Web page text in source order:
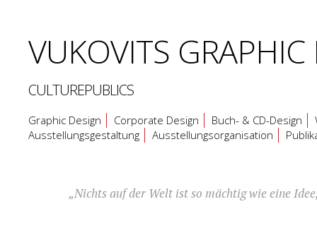
VUKOVITS
CULTUREPUBLICS
Graphic Design Corporate Design Buch- & CD-Design
Ausstellungsgestaltung
Ausstellungsorganisation
„Nichts auf der Welt ist so mächtig wie eine